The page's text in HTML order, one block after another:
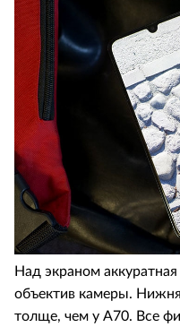
Над экраном
объектив камеры.
толще, чем у А70. Все